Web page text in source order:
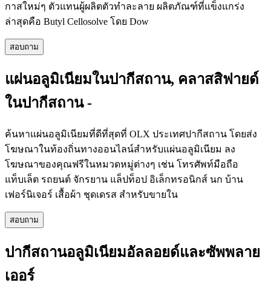
กาสใหม่ๆ ตัวแทนผู้ผลิตตัวทำละลาย ผลิตภัณฑ์ที่แข็งแกร่ง
ล่าสุดคือ Butyl Cellosolve โดย Dow
สอบถาม
แผ่นอลูมิเนียมในปากีสถาน, คลาสสิฟายด์
ในปากีสถาน -
ค้นหาแผ่นอลูมิเนียมที่ดีที่สุดที่ OLX ประเทศปากีสถาน โดยส่ง
โฆษณาในท้องถิ่นทางออนไลน์สำหรับแผ่นอลูมิเนียม ลง
โฆษณาของคุณฟรีในหมวดหมู่ต่างๆ เช่น โทรศัพท์มือถือ
แท็บเล็ต รถยนต์ จักรยาน แล็ปท็อป อิเล็กทรอนิกส์ นก บ้าน
เฟอร์นิเจอร์ เสื้อผ้า ชุดเดรส สำหรับขายใน
สอบถาม
ปากีสถานอลูมิเนียมอัลลอยด์และซัพพลาย
เออร์